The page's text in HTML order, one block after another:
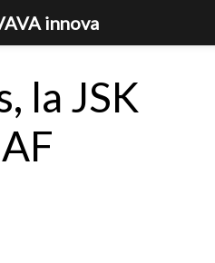
la JSK
innova